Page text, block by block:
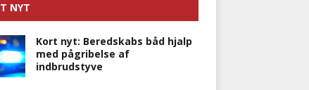
NYT
Kort nyt: Beredskabs båd hjalp
med pågribelse af
indbrudstyve